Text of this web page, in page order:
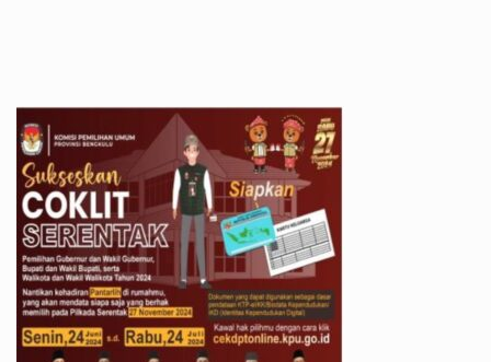
All Rights Reserved 2021.
Proudly powered by WordPress|Theme: Recent News
by Candid Themes.